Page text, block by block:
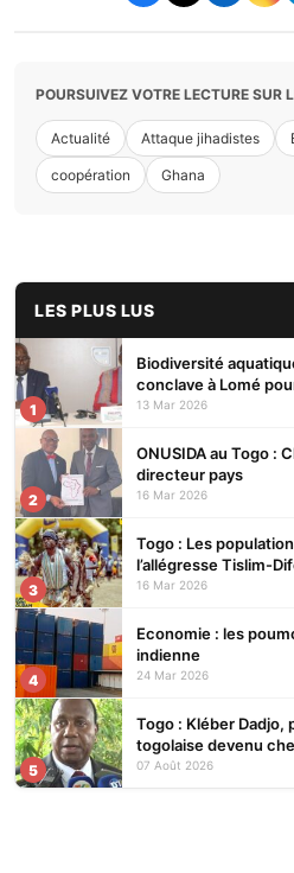
POURSUIVEZ VOTRE LECTURE SUR
Actualité Attaque jihadistes
coopération Ghana
LES PLUS LUS
1
Biodiversité
conclave à Lomé
écosystèmes
13 Mar 2026
2
ONUSIDA au Togo :
directeur pays
16 Mar 2026
3
Togo : Les
l’allégresse Tislim-
16 Mar 2026
4
Economie : les
indienne
24 Mar 2026
5
Togo : Kléber
togolaise devenu
ouvrage
07 Août 2026